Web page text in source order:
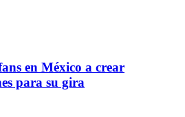
en México a crear
para su gira